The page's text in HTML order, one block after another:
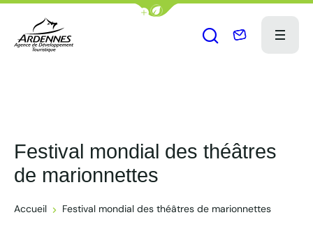
Afficher la barre de navigation du
Ouvrir le Menu
Festival mondial des théâtres
de marionnettes
Accueil Festival mondial des théâtres de marionnettes